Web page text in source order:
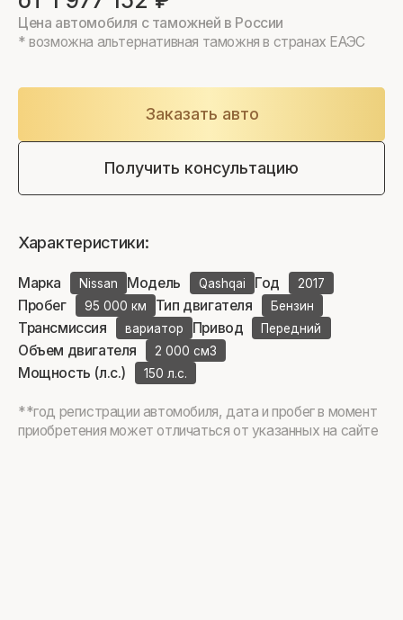
Цена автомобиля с таможней в России
* возможна альтернативная таможня в странах ЕАЭС
Заказать авто
Получить консультацию
Характеристики:
Марка Nissan Модель Qashqai Год 2017
Пробег 95 000 км Тип двигателя Бензин
Трансмиссия вариатор Привод Передний
Объем двигателя 2 000 см3
Мощность (л.с.) 150 л.с.
**год регистрации автомобиля, дата и пробег в момент
приобретения может отличаться от указанных на сайте